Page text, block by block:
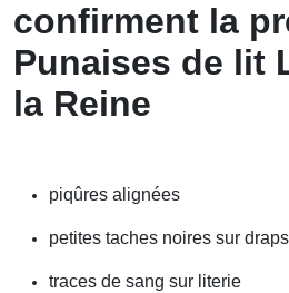
confirment la
Punaises de lit
la Reine
piqûres alignées
petites taches noires sur draps
traces de sang sur literie